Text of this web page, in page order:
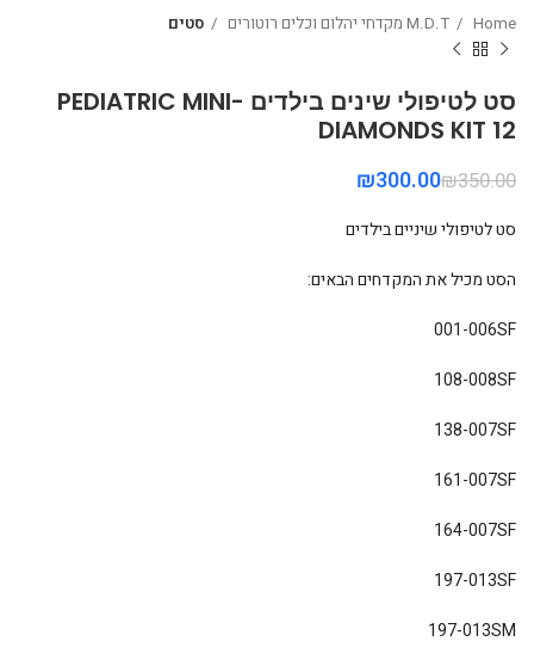
Home M.D.T מקדחי יהלום וכלים רוטורים סטים
סט לטיפולי שינים בילדים PEDIATRIC MINI-
DIAMONDS KIT 12
₪350.00
₪300.00
סט לטיפולי שיניים בילדים
הסט מכיל את המקדחים הבאים:
001-006SF
108-008SF
138-007SF
161-007SF
164-007SF
197-013SF
197-013SM